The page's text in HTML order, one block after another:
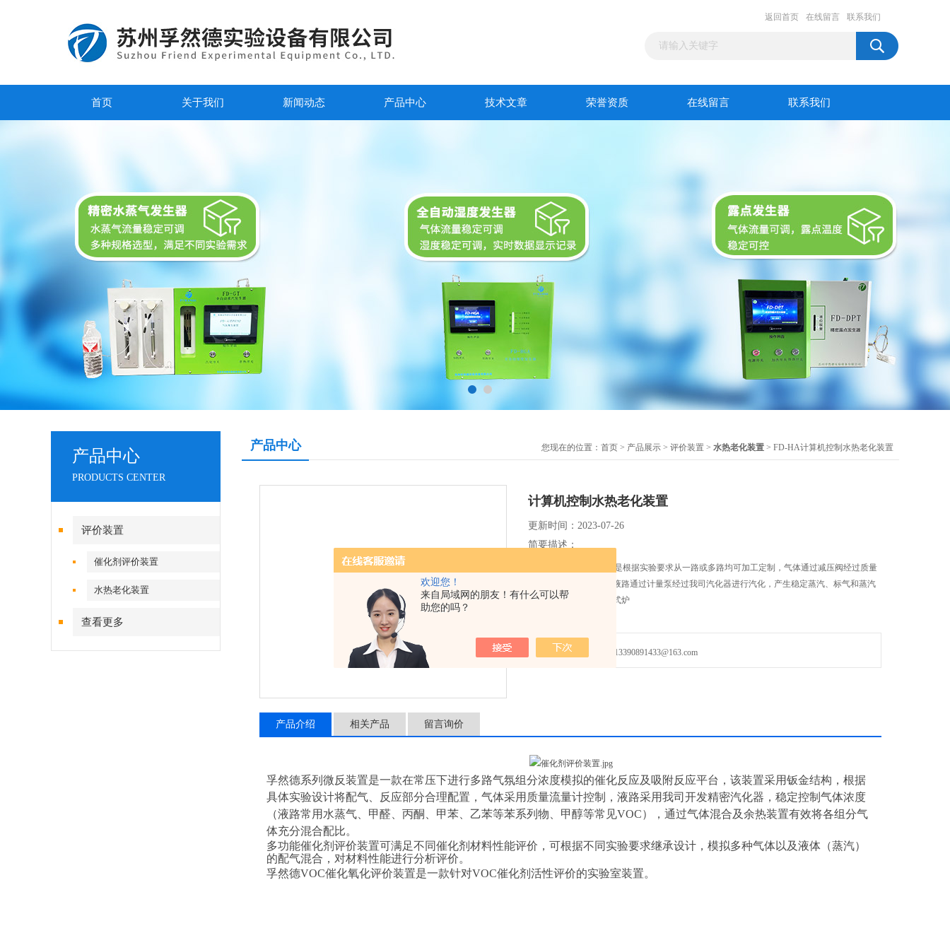
欢迎您！
来自局域网的朋友！有什么可以帮
助您的吗？
返回首页 在线留言 联系我们
首页 关于我们 新闻动态 产品中心 技术文章 荣誉资质 在线留言 联系我们
产品中心
PRODUCTS CENTER
评价装置
催化剂评价装置
水热老化装置
查看更多
产品中心 您现在的位置： 首页 > 产品展示 > 评价装置 > 水热老化装置 > FD-HA计算机控制水热老化装置
计算机控制水热老化装置
更新时间：2023-07-26
简要描述：
FD-HA型水热老化装置是根据实验要求从一路或多路均可加工定制，气体通过减压阀经过质量
流量计进行流量调节，液路通过计量泵经过我司汽化器进行汽化，产生稳定蒸汽、标气和蒸汽
均匀配比混合后进入管式炉
发邮件给我们：13390891433@163.com
产品介绍 相关产品 留言询价
孚然德系列微反装置是一款在常压下进行多路气氛组分浓度模拟的催化反应及吸附反应平台，该装置采用钣金结构，根据
具体实验设计将配气、反应部分合理配置，气体采用质量流量计控制，液路采用我司开发精密汽化器，稳定控制气体浓度
（液路常用水蒸气、甲醛、丙酮、甲苯、乙苯等苯系列物、甲醇等常见VOC），通过气体混合及余热装置有效将各组分气
体充分混合配比。
多功能催化剂评价装置可满足不同催化剂材料性能评价，可根据不同实验要求继承设计，模拟多种气体以及液体（蒸汽）
的配气混合，对材料性能进行分析评价。
孚然德VOC催化氧化评价装置是一款针对VOC催化剂活性评价的实验室装置。